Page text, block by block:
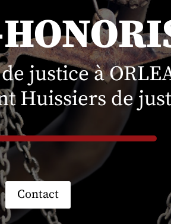
justice à
Huissiers de
Contact